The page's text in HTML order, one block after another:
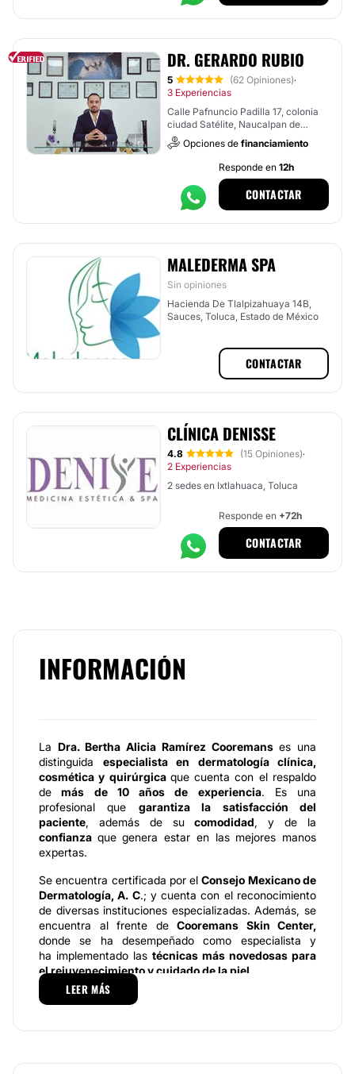
DR. GERARDO RUBIO
5 (62 Opiniones)·
3 Experiencias
Calle Pafnuncio Padilla 17, colonia
ciudad Satélite, Naucalpan de
Juárez
Opciones de financiamiento
Responde en 12h
CONTACTAR
MALEDERMA SPA
Sin opiniones
Hacienda De Tlalpizahuaya 14B,
Sauces, Toluca, Estado de México
CONTACTAR
CLÍNICA DENISSE
4.8 (15 Opiniones)·
2 Experiencias
2 sedes en Ixtlahuaca, Toluca
Responde en +72h
CONTACTAR
INFORMACIÓN
La Dra.Bertha Alicia Ramírez Cooremanses una
distinguida especialista en dermatología clínica,
cosmética y quirúrgica que cuenta con el respaldo
de más de 10 años de experiencia. Es una
profesional que garantiza la satisfacción del
paciente, además de sucomodidad, y de la
confianza que genera estar en las mejores manos
expertas.
Se encuentra certificada por elConsejo Mexicano de
Dermatología, A. C.; y cuenta con el reconocimiento
de diversas instituciones especializadas. Además, se
encuentra al frente de Cooremans Skin Center,
donde se ha desempeñado como especialista y
ha implementado las técnicas más novedosas para
el rejuvenecimiento y cuidado de la piel
Especialidades
LEER MÁS